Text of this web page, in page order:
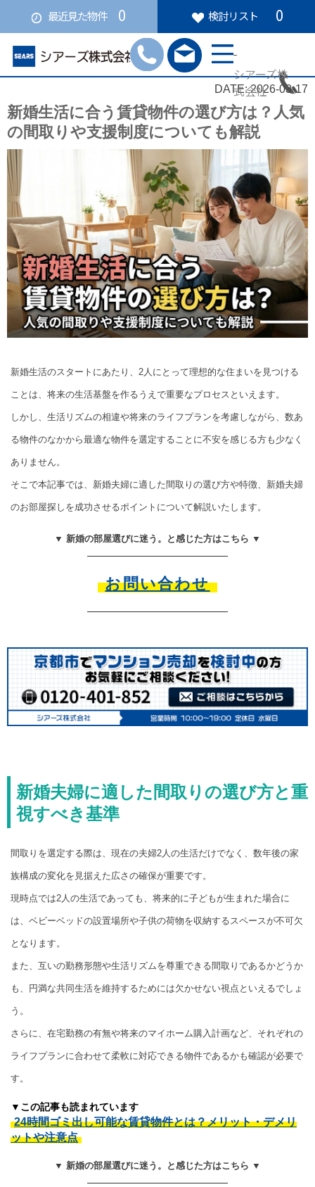
最近見た物件 0 検討リスト 0
シアーズ株
式会社
DATE: 2026-03-17
新婚生活に合う賃貸物件の選び方は？人気
の間取りや支援制度についても解説
新婚生活のスタートにあたり、2人にとって理想的な住まいを見つける
ことは、将来の生活基盤を作るうえで重要なプロセスといえます。
しかし、生活リズムの相違や将来のライフプランを考慮しながら、数あ
る物件のなかから最適な物件を選定することに不安を感じる方も少なく
ありません。
そこで本記事では、新婚夫婦に適した間取りの選び方や特徴、新婚夫婦
のお部屋探しを成功させるポイントについて解説いたします。
▼ 新婚の部屋選びに迷う。と感じた方はこちら ▼
お問い合わせ
新婚夫婦に適した間取りの選び方と重
視すべき基準
間取りを選定する際は、現在の夫婦2人の生活だけでなく、数年後の家
族構成の変化を見据えた広さの確保が重要です。
現時点では2人の生活であっても、将来的に子どもが生まれた場合に
は、ベビーベッドの設置場所や子供の荷物を収納するスペースが不可欠
となります。
また、互いの勤務形態や生活リズムを尊重できる間取りであるかどうか
も、円満な共同生活を維持するためには欠かせない視点といえるでしょ
う。
さらに、在宅勤務の有無や将来のマイホーム購入計画など、それぞれの
ライフプランに合わせて柔軟に対応できる物件であるかも確認が必要で
す。
▼この記事も読まれています
24時間ゴミ出し可能な賃貸物件とは？メリット・デメリ
ットや注意点
▼ 新婚の部屋選びに迷う。と感じた方はこちら ▼